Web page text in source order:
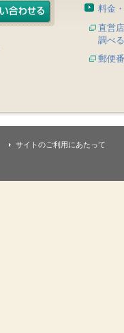
料金
直営
調べる
郵便
サイトのご利用にあたって